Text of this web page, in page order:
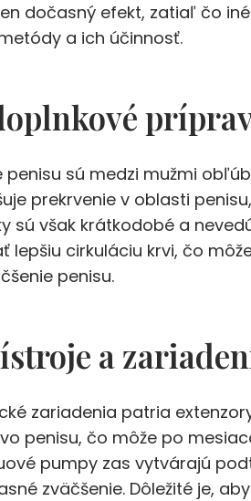
dočasný efekt, zatiaľ čo
a ich účinnosť.
penisu sú medzi mužmi
prekrvenie v oblasti
sú však krátkodobé a
cirkuláciu krvi, čo
penisu.
a
zariadenia patria
penisu, čo môže po
pumpy zas vytvárajú
zväčšenie. Dôležité je,